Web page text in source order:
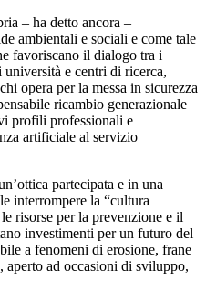
– ha detto ancora –
ambientali e sociali e come tale
favoriscano il dialogo tra i
università e centri di ricerca,
opera per la messa in sicurezza
ricambio generazionale
profili professionali e
artificiale al servizio
partecipata e in una
interrompere la “cultura
risorse per la prevenzione e il
investimenti per un futuro del
a fenomeni di erosione, frane
aperto ad occasioni di sviluppo,